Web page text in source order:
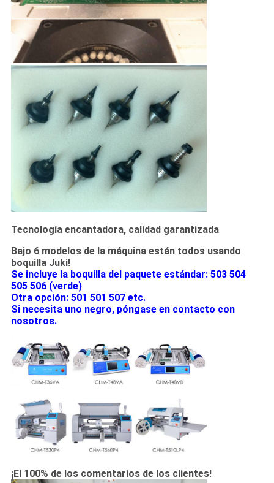
Tecnología encantadora, calidad garantizada
Bajo 6 modelos de la máquina están todos usando
boquilla Juki!
Se incluye la boquilla del paquete estándar: 503 504
505 506 (verde)
Otra opción: 501 501 507 etc.
Si necesita uno negro, póngase en contacto con
nosotros.
¡El 100% de los comentarios de los clientes!